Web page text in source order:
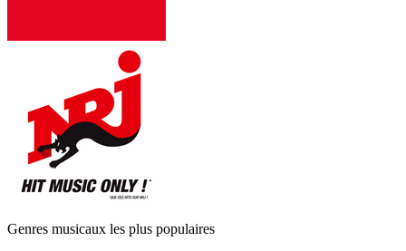
Genres musicaux les plus populaires